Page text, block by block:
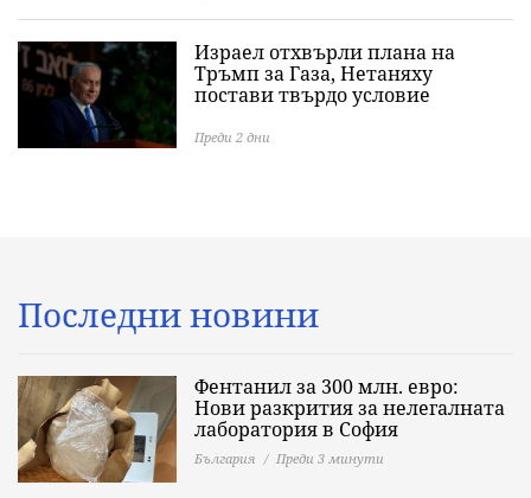
Израел отхвърли плана на
Тръмп за Газа, Нетаняху
постави твърдо условие
Преди 2 дни
Последни новини
Фентанил за 300 млн. евро:
Нови разкрития за нелегалната
лаборатория в София
България Преди 3 минути